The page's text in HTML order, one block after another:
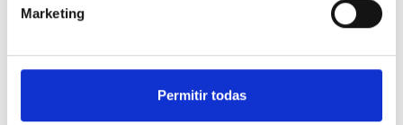
Marketing
Permitir todas